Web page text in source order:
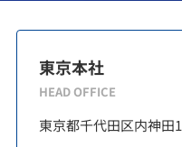
東京本社
HEAD OFFICE
東京都千代田区内神田